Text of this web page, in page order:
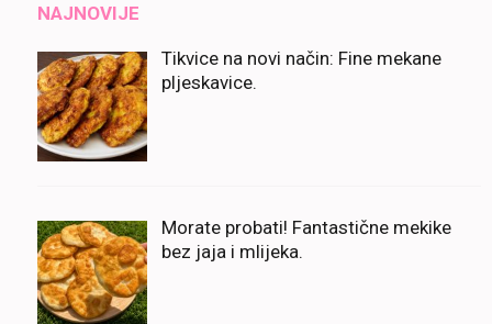
NAJNOVIJE
Tikvice na novi način: Fine mekane
pljeskavice.
Morate probati! Fantastične mekike
bez jaja i mlijeka.